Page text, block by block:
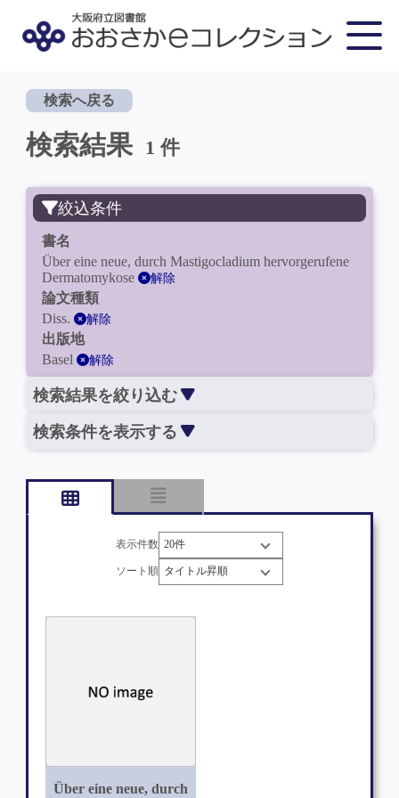
検索へ戻る
検索結果 1 件
絞込条件
書名
Über eine neue, durch Mastigocladium hervorgerufene
Dermatomykose
解除
論文種類
Diss.
解除
出版地
Basel
解除
検索結果を絞り込む
検索条件を表示する
表示件数
ソート順
Über eine neue, durch